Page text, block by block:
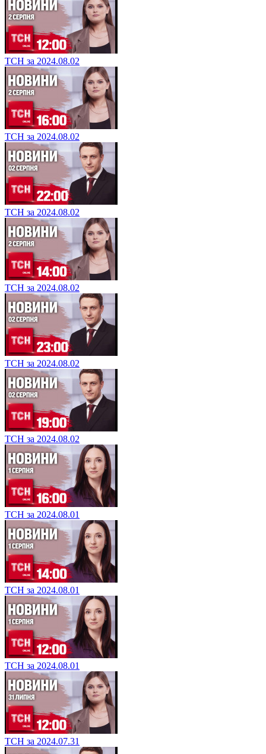
ТСН за 2024.08.02
ТСН за 2024.08.02
ТСН за 2024.08.02
ТСН за 2024.08.02
ТСН за 2024.08.02
ТСН за 2024.08.02
ТСН за 2024.08.01
ТСН за 2024.08.01
ТСН за 2024.08.01
ТСН за 2024.07.31